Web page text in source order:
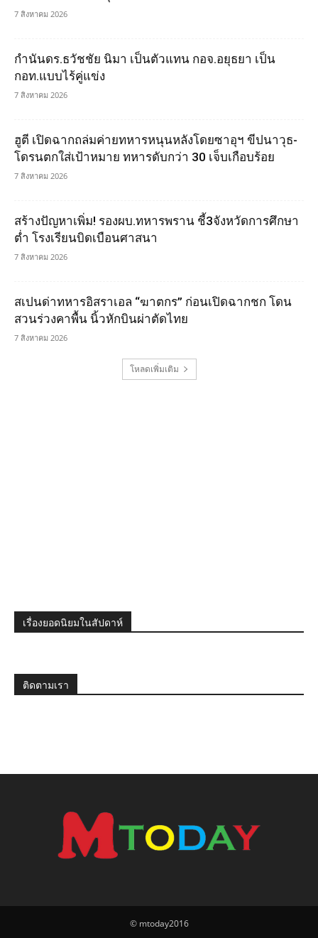
7 สิงหาคม 2026
กำนันดร.ธวัชชัย นิมา เป็นตัวแทน กอจ.อยุธยา เป็น
กอท.แบบไร้คู่แข่ง
7 สิงหาคม 2026
ฮูตี เปิดฉากถล่มค่ายทหารหนุนหลังโดยซาอุฯ ขีปนาวุธ-
โดรนตกใส่เป้าหมาย ทหารดับกว่า 30 เจ็บเกือบร้อย
7 สิงหาคม 2026
สร้างปัญหาเพิ่ม! รองผบ.ทหารพราน ชี้3จังหวัดการศึกษา
ต่ำ โรงเรียนบิดเบือนศาสนา
7 สิงหาคม 2026
สเปนด่าทหารอิสราเอล “ฆาตกร” ก่อนเปิดฉากชก โดน
สวนร่วงคาพื้น นิ้วหักบินผ่าตัดไทย
7 สิงหาคม 2026
โหลดเพิ่มเติม
เรื่องยอดนิยมในสัปดาห์
ติดตามเรา
© mtoday2016